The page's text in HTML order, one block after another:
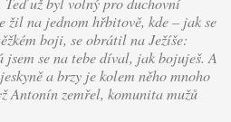
žil na jednom hřbitově, kde – jak se
boji, se obrátil na Ježíše:
se na tebe díval, jak bojuješ. A
a brzy je kolem něho mnoho
Antonín zemřel, komunita mužů